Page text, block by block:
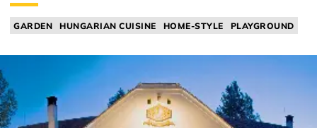
GARDEN HUNGARIAN CUISINE HOME-STYLE
PLAYGROUND